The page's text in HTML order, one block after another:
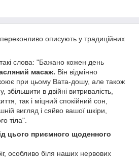
описують у традиційних
слова: "Бажано кожен день
масаж. Він відмінно
при цьому Вата-дошу, але також
в двійні витривалість,
так і міцний спокійний сон,
вигляд і сяйво вашої шкіри,
тіла".
цього приємного щоденного
особливо біля наших нервових